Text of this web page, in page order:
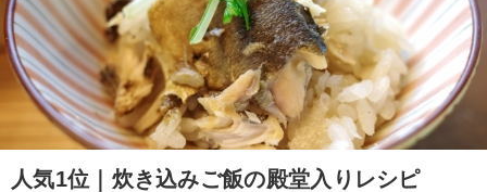
人気1位｜炊き込みご飯の殿堂入りレシピ